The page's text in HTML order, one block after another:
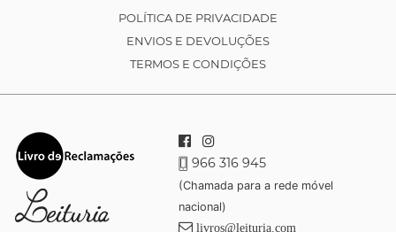
POLÍTICA DE PRIVACIDADE
ENVIOS E DEVOLUÇÕES
TERMOS E CONDIÇÕES
966 316 945
(Chamada para a rede móvel
nacional)
livros@leituria.com